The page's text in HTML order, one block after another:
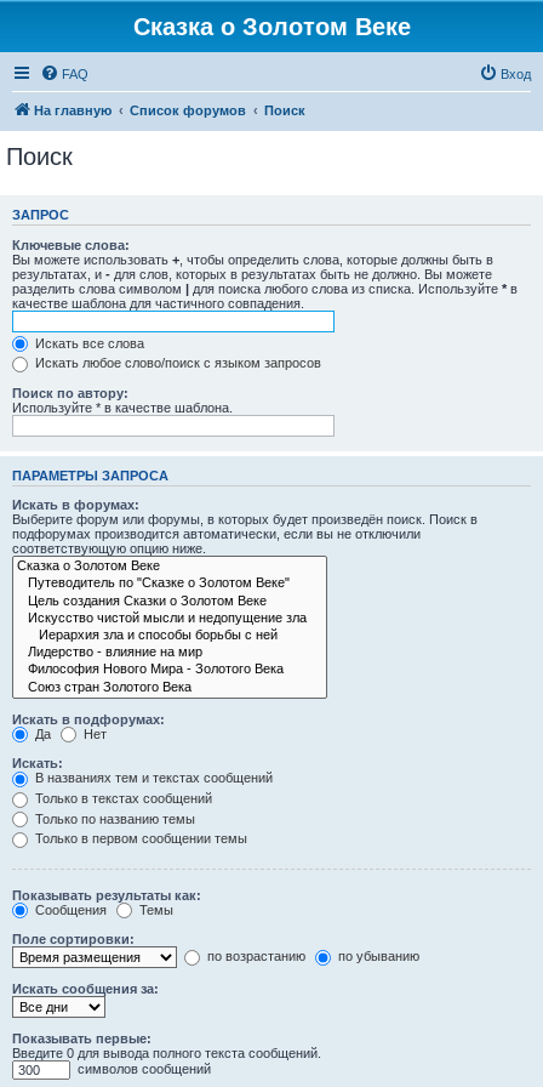
Сказка о Золотом Веке
FAQ Вход
На главную Список форумов Поиск
Поиск
ЗАПРОС
Ключевые слова:
Вы можете использовать + , чтобы определить слова, которые должны быть в
результатах, и - для слов, которых в результатах быть не должно. Вы можете
разделить слова символом | для поиска любого слова из списка. Используйте * в
качестве шаблона для частичного совпадения.
Искать все слова
Искать любое слово/поиск с языком запросов
Поиск по автору:
Используйте * в качестве шаблона.
ПАРАМЕТРЫ ЗАПРОСА
Искать в форумах:
Выберите форум или форумы, в которых будет произведён поиск. Поиск в
подфорумах производится автоматически, если вы не отключили
соответствующую опцию ниже.
Искать в подфорумах:
Да
Нет
Искать:
В названиях тем и текстах сообщений
Только в текстах сообщений
Только по названию темы
Только в первом сообщении темы
Показывать результаты как:
Сообщения
Темы
Поле сортировки:
по возрастанию
по убыванию
Искать сообщения за:
Показывать первые:
Введите 0 для вывода полного текста сообщений.
символов сообщений